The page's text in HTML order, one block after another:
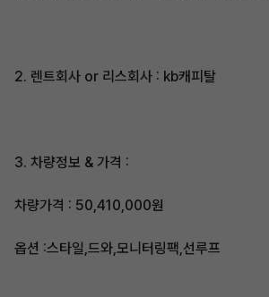
2. 렌트회사 or 리스회사 : kb캐피탈
3. 차량정보 & 가격 :
차량가격 : 50,410,000원
옵션 :스타일,드와,모니터링팩,선루프